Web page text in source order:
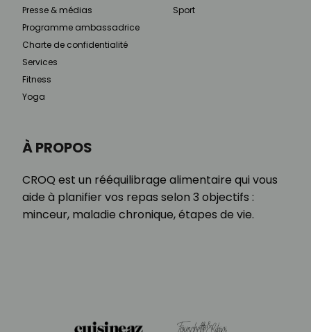
À PROPOS
CROQ est un rééquilibrage alimentaire qui vous
aide à planifier vos repas selon 3 objectifs :
minceur, maladie chronique, étapes de vie.
Presse & médias
Programme ambassadrice
Charte de confidentialité
Services
Fitness
Yoga
Sport